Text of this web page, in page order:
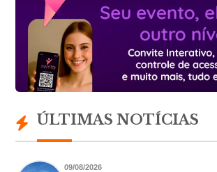
ÚLTIMAS NOTÍCIAS
09/08/2026